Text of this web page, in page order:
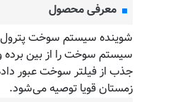
معرفی محصول
سیستم سوخت را از بین برده
جذب از فیلتر سوخت عبور
زمستان قویا توصیه می‌شود.